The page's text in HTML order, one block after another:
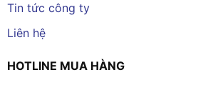
Tin tức công ty
Liên hệ
HOTLINE MUA HÀNG